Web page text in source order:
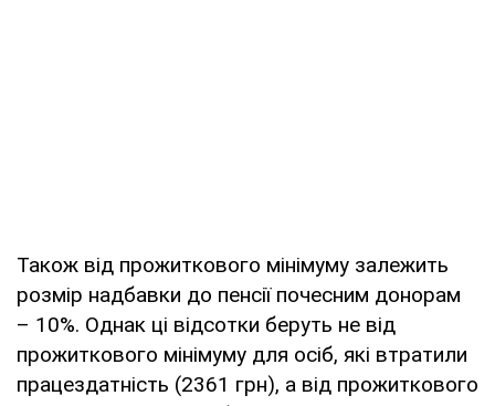
Також від прожиткового мінімуму залежить
розмір надбавки до пенсії почесним донорам
– 10%. Однак ці відсотки беруть не від
прожиткового мінімуму для осіб, які втратили
працездатність (2361 грн), а від прожиткового